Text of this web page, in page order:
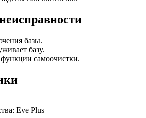
базы.
базу.
самоочистки.
Eve Plus